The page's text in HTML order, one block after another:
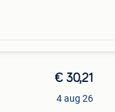
€ 30,21
4 aug 26